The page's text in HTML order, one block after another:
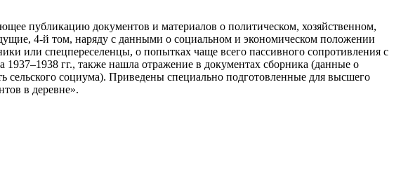
публикацию документов и материалов о политическом, хозяйственном,
4-й том, наряду с данными о социальном и экономическом положении
или спецпереселенцы, о попытках чаще всего пассивного сопротивления с
гг., также нашла отражение в документах сборника (данные о
сельского социума). Приведены специально подготовленные для высшего
в деревне».